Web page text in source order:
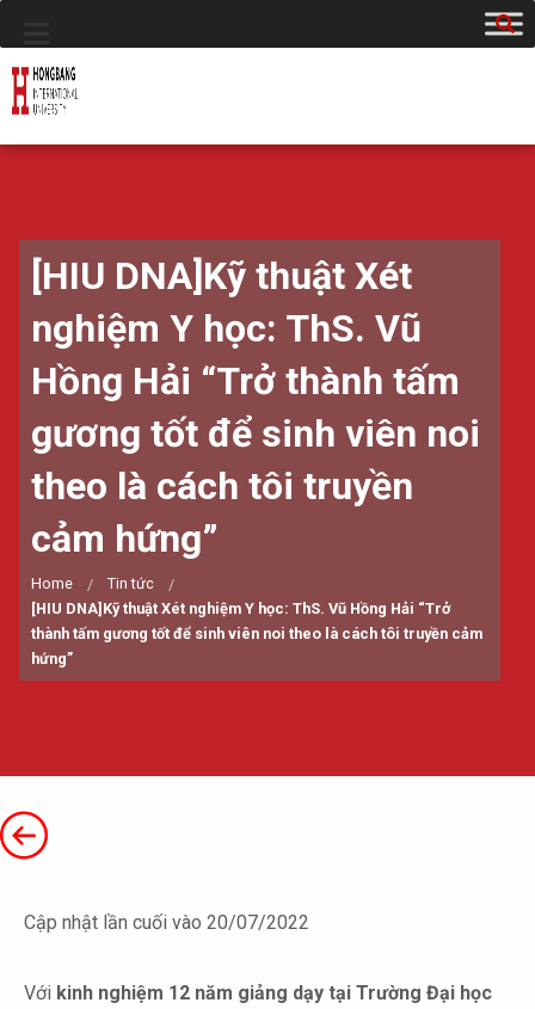
[HIU DNA]Kỹ thuật Xét
nghiệm Y học: ThS. Vũ
Hồng Hải “Trở thành tấm
gương tốt để sinh viên noi
theo là cách tôi truyền
cảm hứng”
Home
Tin tức
[HIU DNA]Kỹ thuật Xét nghiệm Y học: ThS. Vũ Hồng Hải “Trở
thành tấm gương tốt để sinh viên noi theo là cách tôi truyền cảm
hứng”
Cập nhật lần cuối vào 20/07/2022
Với kinh nghiệm 12 năm giảng dạy tại Trường Đại học